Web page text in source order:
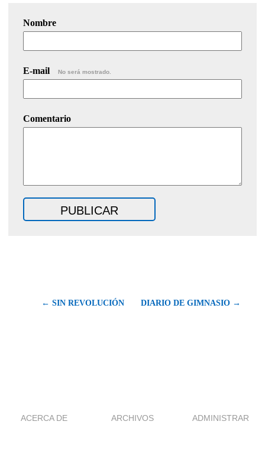
Nombre
E-mail No será mostrado.
Comentario
← SIN REVOLUCIÓN DIARIO DE GIMNASIO →
ACERCA DE ARCHIVOS ADMINISTRAR